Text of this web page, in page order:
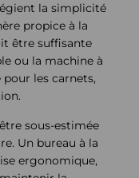
la simplicité
propice à la
être suffisante
ou la machine à
les carnets,
sous-estimée
Un bureau à la
ergonomique,